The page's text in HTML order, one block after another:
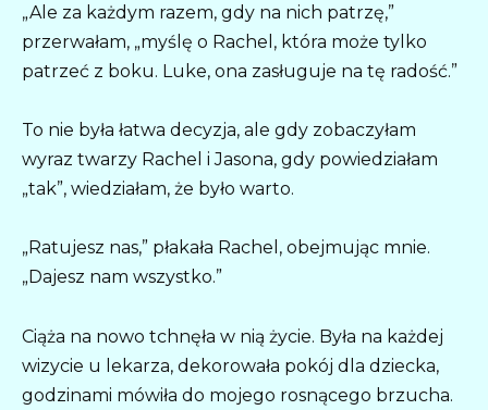
„Ale za każdym razem, gdy na nich patrzę,”
przerwałam, „myślę o Rachel, która może tylko
patrzeć z boku. Luke, ona zasługuje na tę radość.”
To nie była łatwa decyzja, ale gdy zobaczyłam
wyraz twarzy Rachel i Jasona, gdy powiedziałam
„tak”, wiedziałam, że było warto.
„Ratujesz nas,” płakała Rachel, obejmując mnie.
„Dajesz nam wszystko.”
Ciąża na nowo tchnęła w nią życie. Była na każdej
wizycie u lekarza, dekorowała pokój dla dziecka,
godzinami mówiła do mojego rosnącego brzucha.